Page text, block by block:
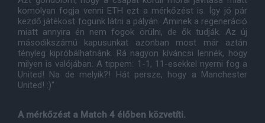
komolyan fogja venni ETH ezt a mérkőzést is. Így jó pár
kezdő játékost fogunk látni a pályán. Aminek a regeneráció
miatt annyira én nem fogok örülni, de ők tudják. Az új
másodikszámú kapusunkat azonban most már aztán
tényleg kipróbálhatnánk. Rá nagyon kíváncsi lennék, hogy
milyen is valójában. A tippem: 1-1, 11-esekkel nyerni fog a
United! Na de melyik?! Hát persze, hogy a Manchester
United! :)"
A mérkőzést a Match 4 élőben közvetíti.